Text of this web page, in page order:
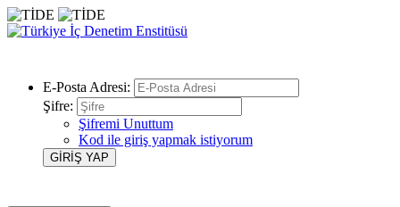
E-Posta Adresi:
Şifre:
Şifremi Unuttum
Kod ile giriş yapmak istiyorum